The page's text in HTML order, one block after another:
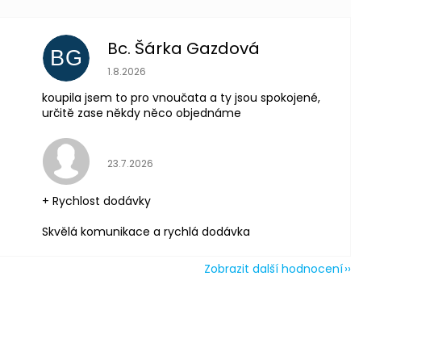
BG Bc. Šárka Gazdová
Hodnocení obchodu je 5 z 5 hvězdiček.
1.8.2026
koupila jsem to pro vnoučata a ty jsou spokojené,
určitě zase někdy něco objednáme
Hodnocení obchodu je 5 z 5 hvězdiček.
23.7.2026
+ Rychlost dodávky
Skvělá komunikace a rychlá dodávka
Zobrazit další hodnocení